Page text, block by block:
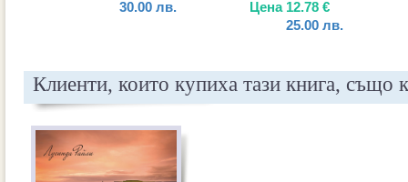
30.00 лв. Цена 12.78 €
25.00 лв.
Клиенти, които купиха тази книга, също